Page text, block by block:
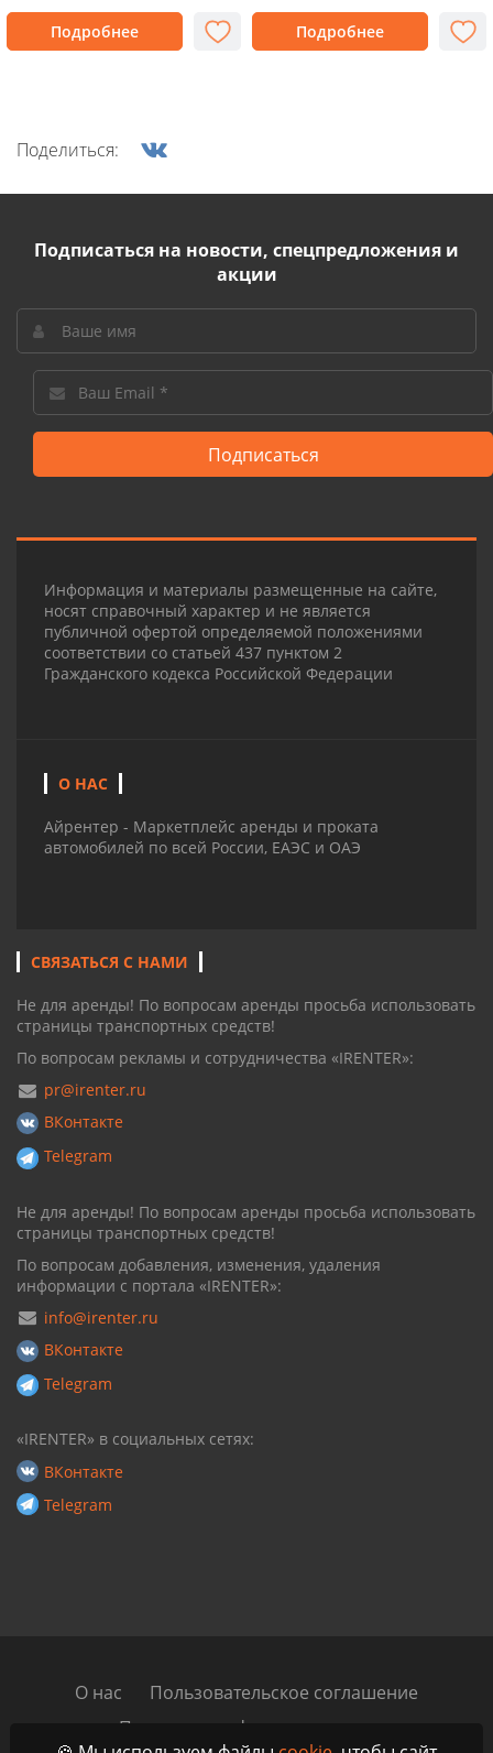
Подробнее Подробнее
Поделиться:
Подписаться на новости, спецпредложения и
акции
Подписаться
Информация и материалы размещенные на сайте,
носят справочный характер и не является
публичной офертой определяемой положениями
соответствии со статьей 437 пунктом 2
Гражданского кодекса Российской Федерации
О НАС
Айрентер - Маркетплейс аренды и проката
автомобилей по всей России, ЕАЭС и ОАЭ
СВЯЗАТЬСЯ С НАМИ
Не для аренды! По вопросам аренды просьба использовать
страницы транспортных средств!
По вопросам рекламы и сотрудничества «IRENTER»:
pr@irenter.ru
ВКонтакте
Telegram
Не для аренды! По вопросам аренды просьба использовать
страницы транспортных средств!
По вопросам добавления, изменения, удаления
информации с портала «IRENTER»:
info@irenter.ru
ВКонтакте
Telegram
«IRENTER» в социальных сетях:
ВКонтакте
Telegram
О нас
Пользовательское соглашение
Политика конфиденциальности